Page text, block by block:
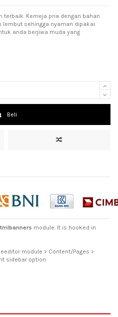
terbaik. Kemeja pria dengan bahan
lembut sehingga nyaman dipakai.
anda berjiwa muda yang
Beli
module. It is hooked in
module > Content/Pages >
sidebar option